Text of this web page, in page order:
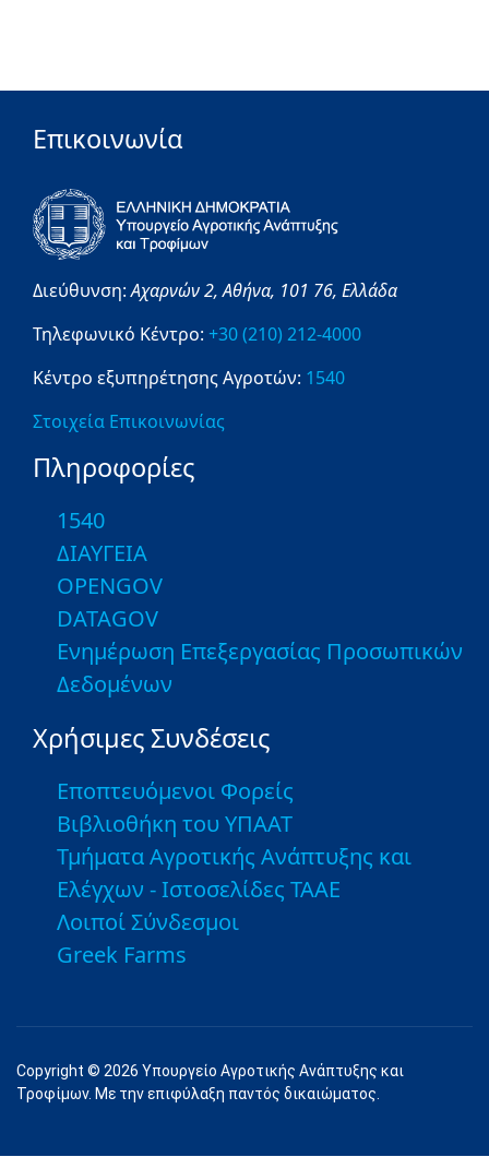
Επικοινωνία
Διεύθυνση:Αχαρνών 2,Αθήνα, 101 76, Ελλάδα
Τηλεφωνικό Κέντρο: +30 (210) 212-4000
Κέντρο εξυπηρέτησης Αγροτών: 1540
Στοιχεία Επικοινωνίας
Πληροφορίες
1540
ΔΙΑΥΓΕΙΑ
OPENGOV
DATAGOV
Ενημέρωση Επεξεργασίας Προσωπικών
Δεδομένων
Χρήσιμες Συνδέσεις
Εποπτευόμενοι Φορείς
Βιβλιοθήκη του ΥΠΑΑΤ
Τμήματα Αγροτικής Ανάπτυξης και
Ελέγχων - Ιστοσελίδες ΤΑΑΕ
Λοιποί Σύνδεσμοι
Greek Farms
Copyright © 2026 Υπουργείο Αγροτικής Ανάπτυξης και
Τροφίμων. Με την επιφύλαξη παντός δικαιώματος.